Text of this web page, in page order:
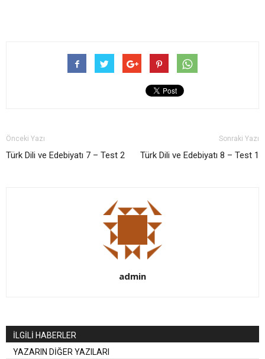
Önceki Yazı
Türk Dili ve Edebiyatı 7 – Test 2
Sonraki Yazı
Türk Dili ve Edebiyatı 8 – Test 1
admin
İLGİLİ HABERLER
YAZARIN DİĞER YAZILARI